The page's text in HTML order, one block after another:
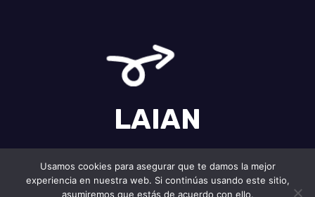
LAIAN
Funciona gracias a WordPress |Tema: Newses deThemeansar
Usamos cookies para asegurar que te damos la mejor
experiencia en nuestra web. Si continúas usando este sitio,
asumiremos que estás de acuerdo con ello.